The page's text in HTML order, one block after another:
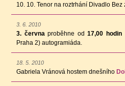
10. 10. Tenor na roztrhání Divadlo Bez
3. 6. 2010
3. červnaproběhne od17,00 hodin
Praha 2) autogramiáda.
18. 5. 2010
Gabriela Vránová hostem dnešního